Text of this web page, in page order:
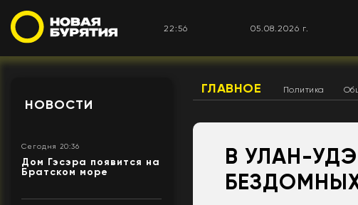
22:56 05.08.2026 г.
НОВОСТИ
Сегодня 20:36
Дом Гэсэра появится на
Братском море
ГЛАВНОЕ Политика
В УЛАН-